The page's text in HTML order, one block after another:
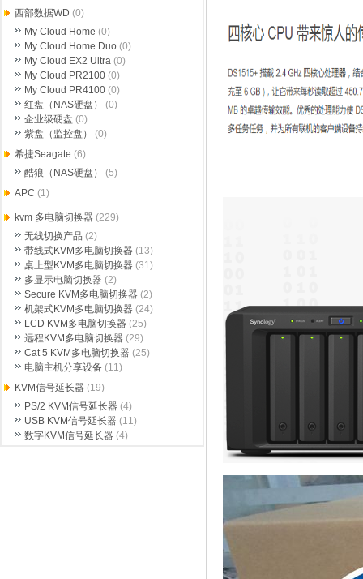
西部数据WD (0)
My Cloud Home (0)
My Cloud Home Duo (0)
My Cloud EX2 Ultra (0)
My Cloud PR2100 (0)
My Cloud PR4100 (0)
红盘（NAS硬盘）
(0)
企业级硬盘 (0)
紫盘（监控盘）
(0)
希捷Seagate (6)
酷狼（NAS硬盘）
(5)
APC (1)
kvm 多电脑切换器 (229)
无线切换产品 (2)
带线式KVM多电脑切换器 (13)
桌上型KVM多电脑切换器 (31)
多显示电脑切换器 (2)
Secure KVM多电脑切换器 (2)
机架式KVM多电脑切换器 (24)
LCD KVM多电脑切换器 (25)
远程KVM多电脑切换器 (29)
Cat 5 KVM多电脑切换器 (25)
电脑主机分享设备 (11)
KVM信号延长器 (19)
PS/2 KVM信号延长器 (4)
USB KVM信号延长器 (11)
数字KVM信号延长器 (4)